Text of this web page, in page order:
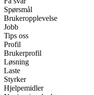
Spørsmål
Brukeropplevelse
Jobb
Tips oss
Profil
Brukerprofil
Løsning
Laste
Styrker
Hjelpemidler